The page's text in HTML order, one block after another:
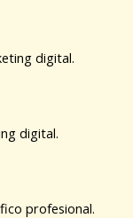
digital.
digital.
profesional.